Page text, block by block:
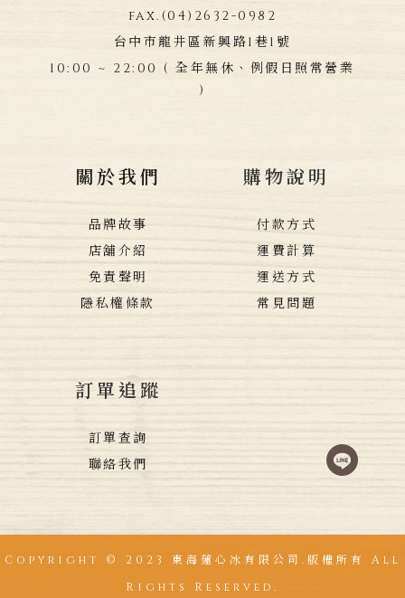
fax. (04)2632-0982
台中市龍井區新興路1巷1號
10:00 ~ 22:00 ( 全年無休、例假日照常營業
)
關於我們
品牌故事
店舖介紹
免責聲明
隱私權條款
購物說明
付款方式
運費計算
運送方式
常見問題
訂單追蹤
訂單查詢
聯絡我們
Copyright © 2023 東海蓮心冰有限公司.版權所有 All
Rights Reserved.